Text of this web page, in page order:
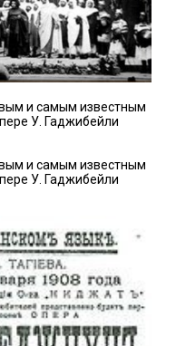
и самым известным
У. Гаджибейли
и самым известным
У. Гаджибейли